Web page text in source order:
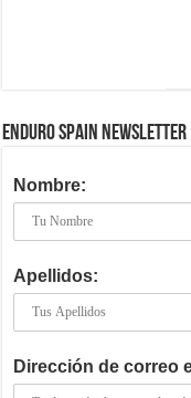
ENDURO SPAIN NEWSLETTER
Nombre:
Apellidos:
Dirección de correo